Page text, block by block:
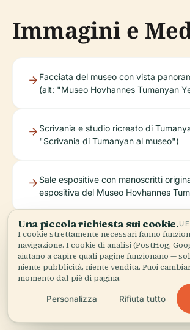
Immagini e
Facciata del museo con vista
(alt: "Museo Hovhannes Tumanyan
Scrivania e studio ricreato di
"Scrivania di Tumanyan al museo")
Sale espositive con manoscritti
espositiva del Museo Hovhannes
Costumi e artigianato tradizionale
tradizionale armeno al Museo
Display multimediali interattivi (alt:
interattivo al Museo Tumanyan")
Una piccola richiesta sui cookie.
I cookie strettamente necessari fanno
navigazione. I cookie di analisi (PostHog,
aiutano a capire quali pagine funzionano —
niente pubblicità, niente vendita. Puoi
momento dal piè di pagina.
Personalizza Rifiuta tutto